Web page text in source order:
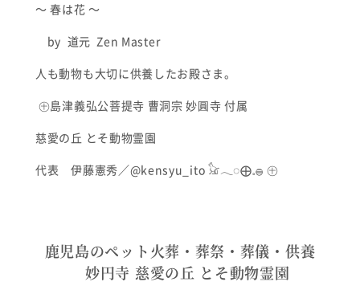
〜 春は花 〜
by 道元 Zen Master
人も動物も大切に供養したお殿さま。
㊉島津義弘公菩提寺 曹洞宗 妙圓寺 付属
慈愛の丘 とそ動物霊園
代表 伊藤憲秀／@kensyu_ito 𓃠𓂃◌⨁𓈒𓐍 ㊉
鹿児島のペット火葬・葬祭・葬儀・供養
妙円寺 慈愛の丘 とそ動物霊園